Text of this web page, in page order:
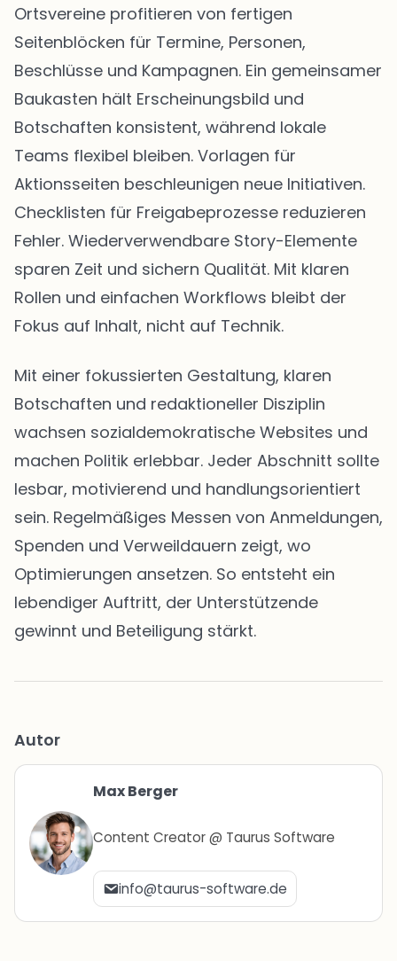
Ortsvereine profitieren von fertigen
Seitenblöcken für Termine, Personen,
Beschlüsse und Kampagnen. Ein gemeinsamer
Baukasten hält Erscheinungsbild und
Botschaften konsistent, während lokale
Teams flexibel bleiben. Vorlagen für
Aktionsseiten beschleunigen neue Initiativen.
Checklisten für Freigabeprozesse reduzieren
Fehler. Wiederverwendbare Story-Elemente
sparen Zeit und sichern Qualität. Mit klaren
Rollen und einfachen Workflows bleibt der
Fokus auf Inhalt, nicht auf Technik.
Mit einer fokussierten Gestaltung, klaren
Botschaften und redaktioneller Disziplin
wachsen sozialdemokratische Websites und
machen Politik erlebbar. Jeder Abschnitt sollte
lesbar, motivierend und handlungsorientiert
sein. Regelmäßiges Messen von Anmeldungen,
Spenden und Verweildauern zeigt, wo
Optimierungen ansetzen. So entsteht ein
lebendiger Auftritt, der Unterstützende
gewinnt und Beteiligung stärkt.
Autor
Max Berger
Content Creator @ Taurus Software
info@taurus-software.de